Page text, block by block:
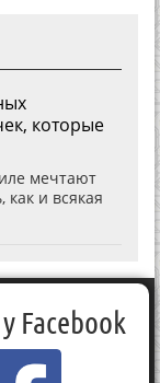
которые
мечтают
и всякая
Facebook